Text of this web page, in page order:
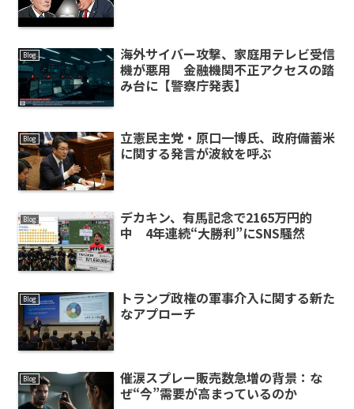
Blog
海外サイバー攻撃、家庭用テレビ受信
機が悪用 金融機関不正アクセスの踏
み台に【警察庁発表】
Blog
立憲民主党・原口一博氏、政府備蓄米
に関する発言が波紋を呼ぶ
Blog
デカキン、有馬記念で2165万円的
中 4年連続“大勝利”にSNS騒然
Blog
トランプ政権の軍事介入に関する新た
なアプローチ
Blog
催涙スプレー販売数急増の背景：な
ぜ“今”需要が高まっているのか